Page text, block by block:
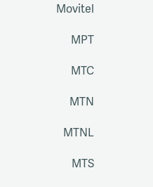
Movitel
MPT
MTC
MTN
MTNL
MTS